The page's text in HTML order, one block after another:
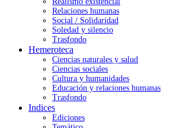
Relaciones humanas
Social / Solidaridad
Soledad y silencio
Trasfondo
Hemeroteca
Ciencias naturales y salud
Ciencias sociales
Cultura y humanidades
Educación y relaciones humanas
Trasfondo
Indices
Ediciones